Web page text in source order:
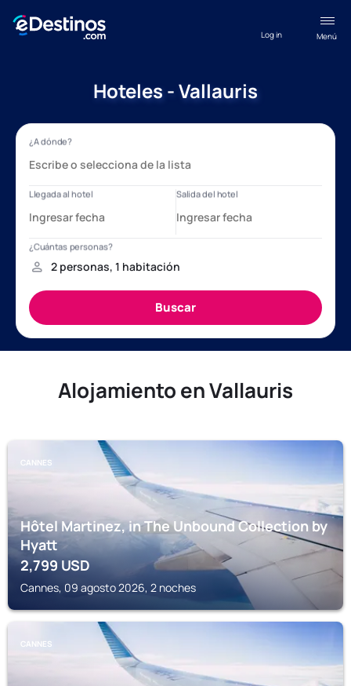
Menú
Log in
Hoteles - Vallauris
Alojamiento en Vallauris
CANNES
Hôtel Martinez, in The Unbound Collection by
Hyatt
2,799 USD
Cannes, 09 agosto 2026, 2 noches
CANNES